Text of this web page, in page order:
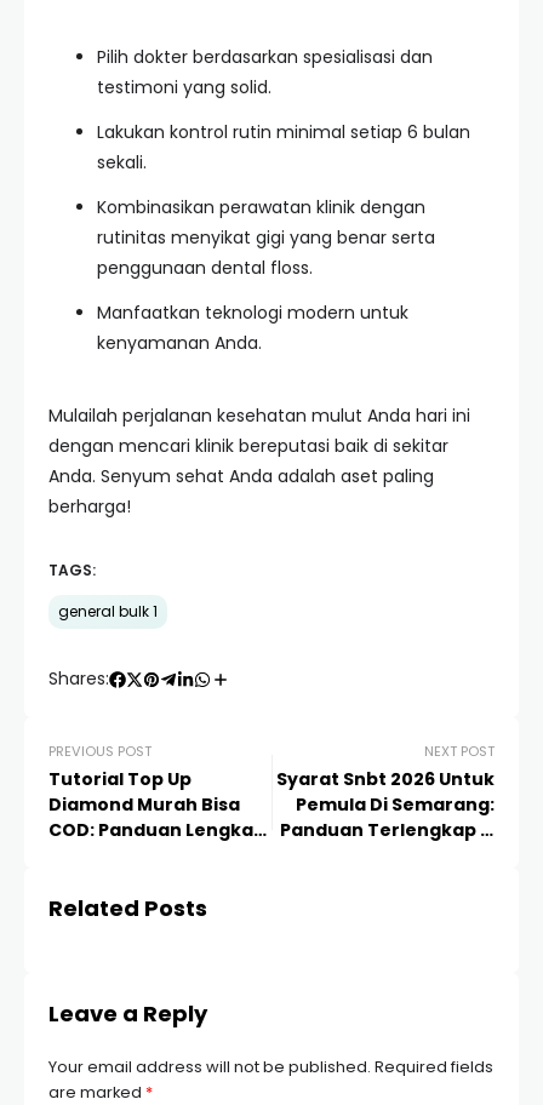
Pilih dokter berdasarkan spesialisasi dan
testimoni yang solid.
Lakukan kontrol rutin minimal setiap 6 bulan
sekali.
Kombinasikan perawatan klinik dengan
rutinitas menyikat gigi yang benar serta
penggunaan dental floss.
Manfaatkan teknologi modern untuk
kenyamanan Anda.
Mulailah perjalanan kesehatan mulut Anda hari ini
dengan mencari klinik bereputasi baik di sekitar
Anda. Senyum sehat Anda adalah aset paling
berharga!
TAGS:
general bulk 1
Shares:
PREVIOUS POST
Tutorial Top Up
Diamond Murah Bisa
COD: Panduan Lengkap
NEXT POST
Syarat Snbt 2026 Untuk
Pemula Di Semarang:
Panduan Terlengkap &
Related Posts
Leave a Reply
Your email address will not be published. Required fields
are marked *